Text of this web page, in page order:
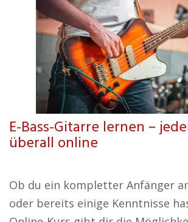
E-Bass-Gitarre lernen –
überall online
Ob du ein kompletter Anfänger
oder bereits einige Kenntnisse